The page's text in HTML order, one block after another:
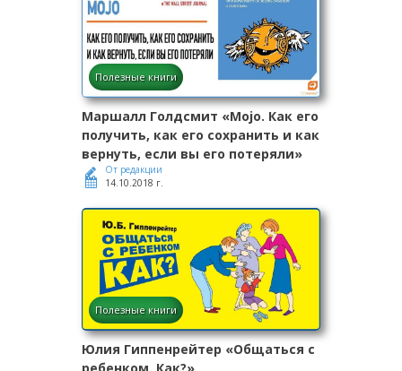
Полезные книги
Маршалл Голдсмит «Mojo. Как его
получить, как его сохранить и как
вернуть, если вы его потеряли»
От редакции
14.10.2018 г.
Полезные книги
Юлия Гиппенрейтер «Общаться с